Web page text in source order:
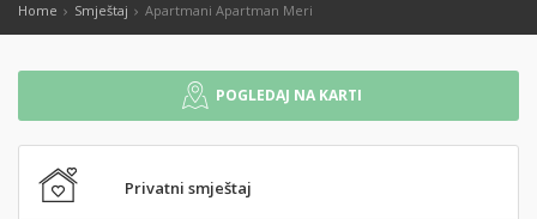
Home Smještaj Apartmani Apartman Meri
POGLEDAJ NA KARTI
Privatni smještaj